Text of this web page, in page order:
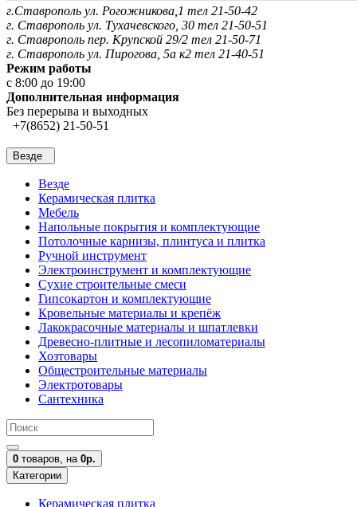
г.Ставрополь ул. Рогожникова,1 тел 21-50-42
г. Ставрополь ул. Тухачевского, 30 тел 21-50-51
г. Ставрополь пер. Крупской 29/2 тел 21-50-71
г. Ставрополь ул. Пирогова, 5а к2 тел 21-40-51
Режим работы
с 8:00 до 19:00
Дополнительная информация
Без перерыва и выходных
+7(8652) 21-50-51
Везде
Везде
Керамическая плитка
Мебель
Напольные покрытия и комплектующие
Потолочные карнизы, плинтуса и плитка
Ручной инструмент
Электроинструмент и комплектующие
Сухие строительные смеси
Гипсокартон и комплектующие
Кровельные материалы и крепёж
Лакокрасочные материалы и шпатлевки
Древесно-плитные и лесопиломатериалы
Хозтовары
Общестроительные материалы
Электротовары
Сантехника
0 товаров, на 0р.
Категории
Керамическая плитка